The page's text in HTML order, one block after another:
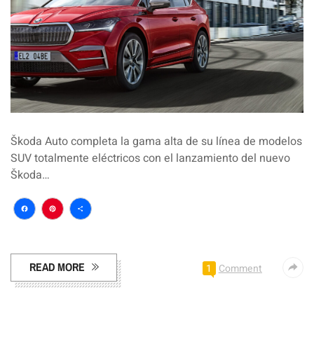
Škoda Auto completa la gama alta de su línea de modelos
SUV totalmente eléctricos con el lanzamiento del nuevo
Škoda…
Facebook
Pinterest
Compartir
READ MORE 1 Comment